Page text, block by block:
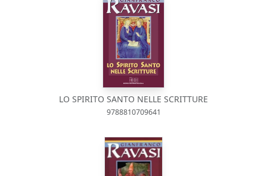
LO SPIRITO SANTO NELLE SCRITTURE
9788810709641